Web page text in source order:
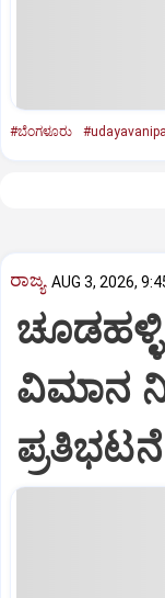
#ಬೆಂಗಳೂರು
ರಾಜ್ಯ AUG 3, 2026,
ಚೂಡಹಳ್ಳಿ
ವಿಮಾನ
ಪ್ರತಿಭಟನೆ